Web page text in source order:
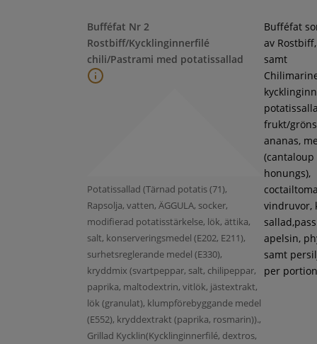
Bufféfat Nr 2
Rostbiff/Kycklinginnerfilé
chili/Pastrami med potatissallad
Potatissallad (Tärnad potatis (71),
Rapsolja, vatten, ÄGGULA, socker,
modifierad potatisstärkelse, lök, ättika,
salt, konserveringsmedel (E202, E211),
surhetsreglerande medel (E330),
kryddmix (svartpeppar, salt, chilipeppar,
paprika, maltodextrin, vitlök, jästextrakt,
lök (granulat), klumpförebyggande medel
(E552), kryddextrakt (paprika, rosmarin)).,
Grillad Kycklin(Kycklinginnerfilé, dextros,
Bufféfat
av
samt
frukt/
ananas,
(cantaloup
honungs),
vindruvor,
apelsin,
samt
per